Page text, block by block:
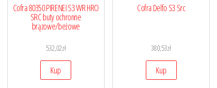
Cofra 80350 PIRENEI S3 WR HRO
SRC buty ochronne
brązowe/beżowe
532,02zł
Kup
Cofra Delfo S3 Src
380,53zł
Kup